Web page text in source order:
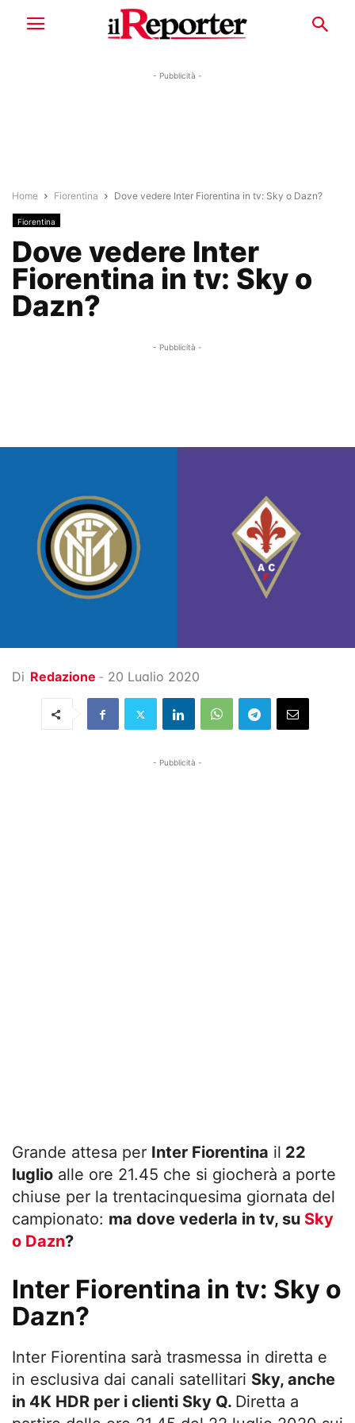
- Pubblicità -
Home Fiorentina Dove vedere Inter Fiorentina in tv: Sky o Dazn?
Fiorentina
Dove vedere Inter
Fiorentina in tv: Sky o
Dazn?
- Pubblicità -
Di Redazione - 20 Luglio 2020
- Pubblicità -
Grande attesa per Inter Fiorentina il 22
luglio alle ore 21.45 che si giocherà a porte
chiuse per la trentacinquesima giornata del
campionato: ma dove vederla in tv, su Sky
o Dazn?
Inter Fiorentina in tv: Sky o
Dazn?
Inter Fiorentina sarà trasmessa in diretta e
in esclusiva dai canali satellitari Sky, anche
in 4K HDR per i clienti Sky Q. Diretta a